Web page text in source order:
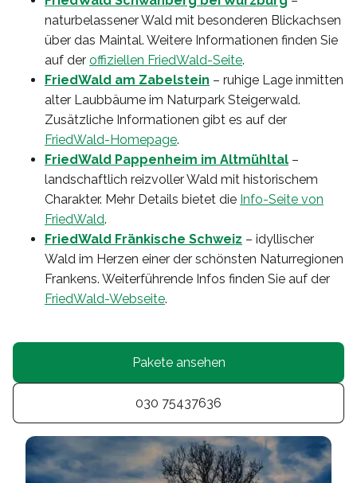
naturbelassener Wald mit besonderen Blickachsen
über das Maintal. Weitere Informationen finden Sie
auf der offiziellen FriedWald-Seite.
FriedWald am Zabelstein – ruhige Lage inmitten
alter Laubbäume im Naturpark Steigerwald.
Zusätzliche Informationen gibt es auf der
FriedWald-Homepage.
FriedWald Pappenheim im Altmühltal –
landschaftlich reizvoller Wald mit historischem
Charakter. Mehr Details bietet die Info-Seite von
FriedWald.
FriedWald Fränkische Schweiz – idyllischer
Wald im Herzen einer der schönsten Naturregionen
Frankens. Weiterführende Infos finden Sie auf der
FriedWald-Webseite.
Pakete ansehen
030 75437636